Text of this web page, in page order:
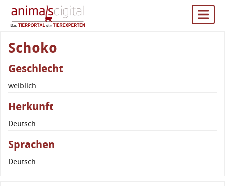
Schoko
Geschlecht
weiblich
Herkunft
Deutsch
Sprachen
Deutsch